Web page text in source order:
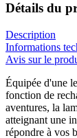
Détails du
Description
Informations
Avis sur le
Équipée d'une
fonction de
aventures, la
atteignant une
répondre à vos